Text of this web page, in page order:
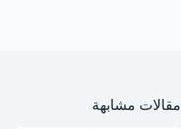
مقالات مشابهة